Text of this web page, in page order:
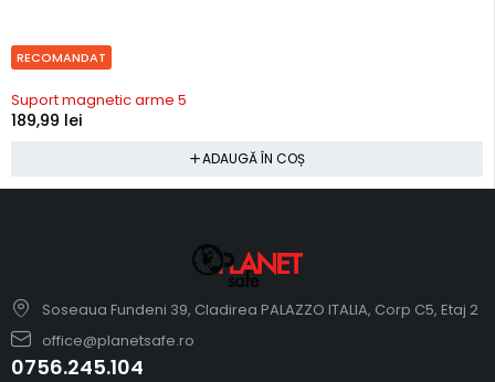
RECOMANDAT
In stoc
Suport magnetic arme 5
189,99 lei
ADAUGĂ ÎN COȘ
Soseaua Fundeni 39, Cladirea PALAZZO ITALIA, Corp C5, Etaj 2
office@planetsafe.ro
0756.245.104